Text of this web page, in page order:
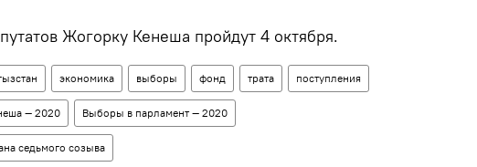
Жогорку Кенеша пройдут 4 октября.
экономика выборы фонд трата поступления
— 2020 Выборы в парламент — 2020
седьмого созыва